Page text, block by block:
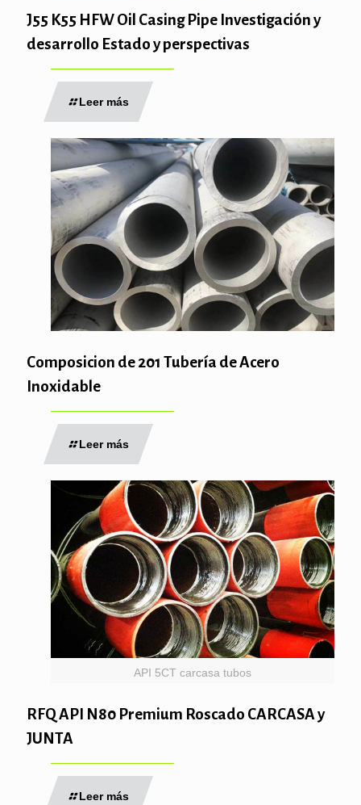
J55 K55 HFW Oil Casing Pipe Investigación y
desarrollo Estado y perspectivas
Leer más
Composicion de 201 Tubería de Acero
Inoxidable
Leer más
API 5CT carcasa tubos
RFQ API N80 Premium Roscado CARCASA y
JUNTA
Leer más